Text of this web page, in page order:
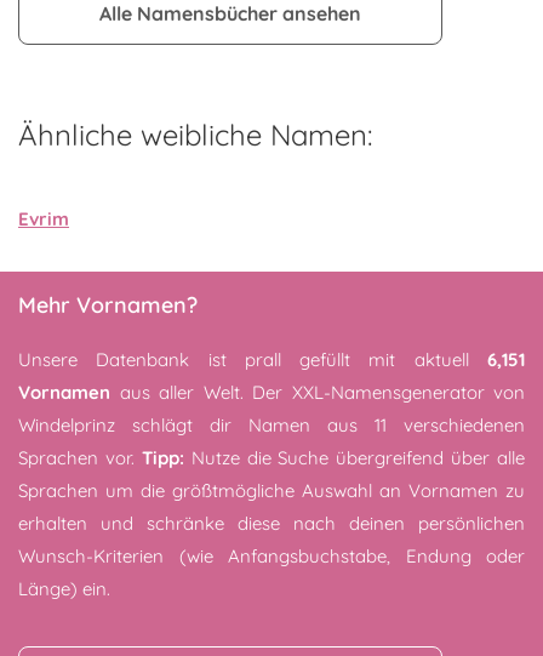
Alle Namensbücher ansehen
Ähnliche weibliche Namen:
Evrim
Mehr Vornamen?
Unsere Datenbank ist prall gefüllt mit aktuell 6,151
Vornamen aus aller Welt. Der XXL-Namensgenerator von
Windelprinz schlägt dir Namen aus 11 verschiedenen
Sprachen vor. Tipp: Nutze die Suche übergreifend über alle
Sprachen um die größtmögliche Auswahl an Vornamen zu
erhalten und schränke diese nach deinen persönlichen
Wunsch-Kriterien (wie Anfangsbuchstabe, Endung oder
Länge) ein.